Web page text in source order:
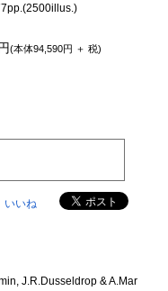
(本体94,590円 ＋ 税)
いいね
J.R.Dusseldrop & A.Mar